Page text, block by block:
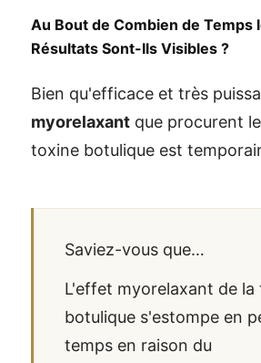
Au Bout de Combien de Temps
Résultats Sont-Ils Visibles ?
Bien qu'efficace et très
myorelaxant que procurent
toxine botulique est
Saviez-vous que…
L'effet myorelaxant de la
botulique s'estompe en
temps en raison du